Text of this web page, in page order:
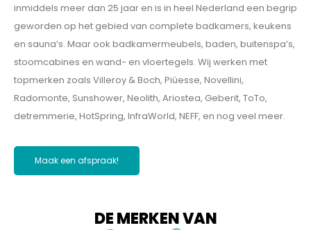
inmiddels meer dan 25 jaar en is in heel Nederland een begrip
geworden op het gebied van complete badkamers, keukens
en sauna’s. Maar ook badkamermeubels, baden, buitenspa’s,
stoomcabines en wand- en vloertegels. Wij werken met
topmerken zoals Villeroy & Boch, Piúesse, Novellini,
Radomonte, Sunshower, Neolith, Ariostea, Geberit, ToTo,
detremmerie, HotSpring, InfraWorld, NEFF, en nog veel meer.
Maak een afspraak!
DE MERKEN VAN